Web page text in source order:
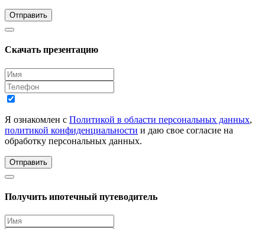
Отправить
Скачать презентацию
Я ознакомлен с Политикой в области персональных данных,
политикой конфиденциальности и даю свое согласие на
обработку персональных данных.
Отправить
Получить ипотечный путеводитель